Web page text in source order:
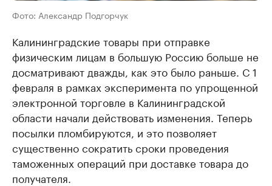
Фото: Александр Подгорчук
Калининградские товары при отправке
физическим лицам в большую Россию больше не
досматривают дважды, как это было раньше. С 1
февраля в рамках эксперимента по упрощенной
электронной торговле в Калининградской
области начали действовать изменения. Теперь
посылки пломбируются, и это позволяет
существенно сократить сроки проведения
таможенных операций при доставке товара до
получателя.